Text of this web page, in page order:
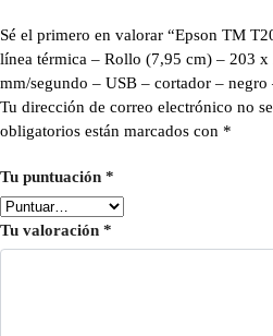
Sé el primero en valorar “Epson TM
línea térmica – Rollo (7,95 cm) – 203 x
mm/segundo – USB – cortador – negro
Tu dirección de correo electrónico no
obligatorios están marcados con *
Tu puntuación *
Tu valoración *